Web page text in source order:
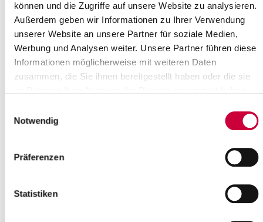
können und die Zugriffe auf unsere Website zu analysieren.
Außerdem geben wir Informationen zu Ihrer Verwendung
unserer Website an unsere Partner für soziale Medien,
Werbung und Analysen weiter. Unsere Partner führen diese
Informationen möglicherweise mit weiteren Daten
zusammen, die Sie ihnen bereitgestellt haben oder die sie
Notwendig
Präferenzen
Statistiken